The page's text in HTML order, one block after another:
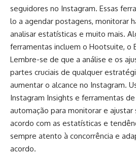
seguidores no Instagram. Essas
lo a agendar postagens, monitorar
analisar estatísticas e muito mais.
ferramentas incluem o Hootsuite, o
Lembre-se de que a análise e os
partes cruciais de qualquer
aumentar o alcance no Instagram.
Instagram Insights e ferramentas
automação para monitorar e
acordo com as estatísticas e
sempre atento à concorrência e
acordo.